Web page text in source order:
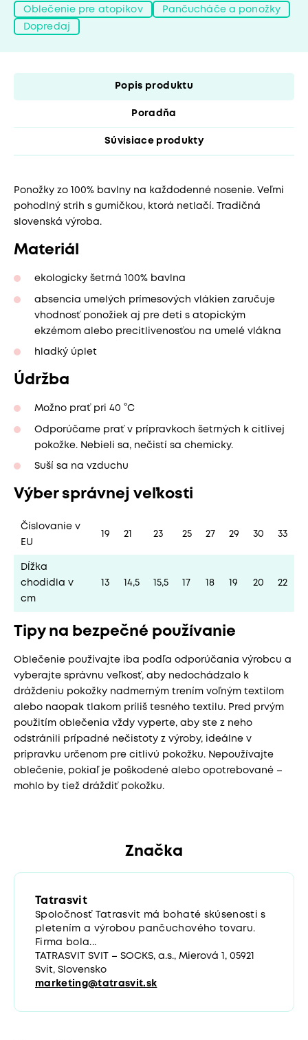
Oblečenie pre atopikov Pančucháče a ponožky
Dopredaj
Popis produktu
Poradňa
Súvisiace produkty
Ponožky zo 100% bavlny na každodenné nosenie. Veľmi
pohodlný strih s gumičkou, ktorá netlačí. Tradičná
slovenská výroba.
Materiál
ekologicky šetrná 100% bavlna
absencia umelých prímesových vlákien zaručuje
vhodnosť ponožiek aj pre deti s atopickým
ekzémom alebo precitlivenosťou na umelé vlákna
hladký úplet
Údržba
Možno prať pri 40 °C
Odporúčame prať v prípravkoch šetrných k citlivej
pokožke. Nebieli sa, nečistí sa chemicky.
Suší sa na vzduchu
Výber správnej veľkosti
Číslovanie v
EU
19 21 23 25 27 29 30 33
Dĺžka
chodidla v
cm
13 14,5 15,5 17 18 19 20 22
Tipy na bezpečné používanie
Oblečenie používajte iba podľa odporúčania výrobcu a
vyberajte správnu veľkosť, aby nedochádzalo k
dráždeniu pokožky nadmerným trením voľným textilom
alebo naopak tlakom príliš tesného textilu. Pred prvým
použitím oblečenia vždy vyperte, aby ste z neho
odstránili prípadné nečistoty z výroby, ideálne v
prípravku určenom pre citlivú pokožku. Nepoužívajte
oblečenie, pokiaľ je poškodené alebo opotrebované –
mohlo by tiež dráždiť pokožku.
Značka
Tatrasvit
Spoločnosť Tatrasvit má bohaté skúsenosti s
pletením a výrobou pančuchového tovaru.
Firma bola...
TATRASVIT SVIT – SOCKS, a.s., Mierová 1, 05921
Svit, Slovensko
marketing@tatrasvit.sk